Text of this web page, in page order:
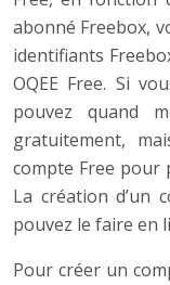
abonné Freebox,
identifiants
OQEE Free. Si
pouvez quand
gratuitement,
compte Free pour
La création d’un
pouvez le faire en
Pour créer un